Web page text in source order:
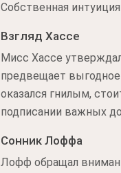
Собственная
Взгляд Хассе
Мисс Хассе
предвещает
оказался гнилым,
подписании важных
Сонник Лоффа
Лофф обращал